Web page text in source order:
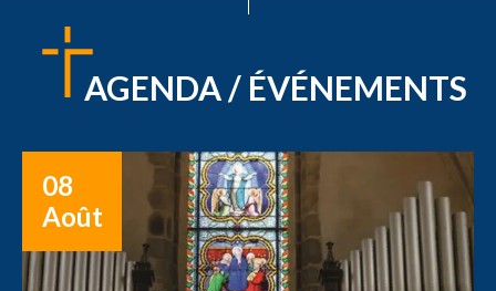
AGENDA / ÉVÉNEMENTS
08
Août